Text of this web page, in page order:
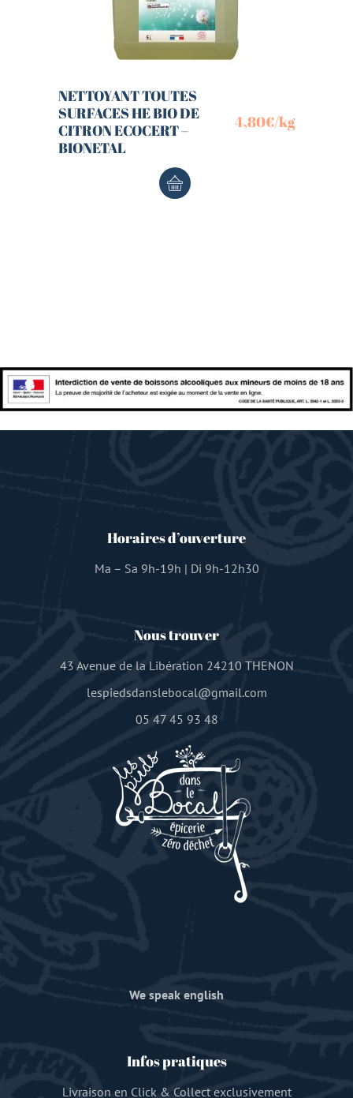
NETTOYANT TOUTES
SURFACES HE BIO DE
CITRON ECOCERT –
BIONETAL
4,80€/kg
Horaires d’ouverture
Ma – Sa 9h-19h | Di 9h-12h30
Nous trouver
43 Avenue de la Libération 24210 THENON
lespiedsdanslebocal@gmail.com
05 47 45 93 48
We speak english
Infos pratiques
Livraison en Click & Collect exclusivement